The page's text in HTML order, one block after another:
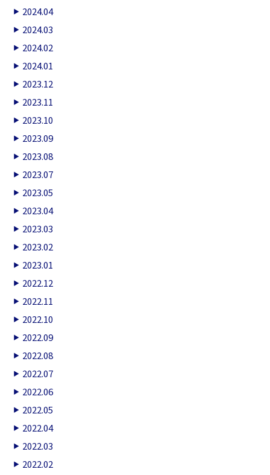
2024.04
2024.03
2024.02
2024.01
2023.12
2023.11
2023.10
2023.09
2023.08
2023.07
2023.05
2023.04
2023.03
2023.02
2023.01
2022.12
2022.11
2022.10
2022.09
2022.08
2022.07
2022.06
2022.05
2022.04
2022.03
2022.02